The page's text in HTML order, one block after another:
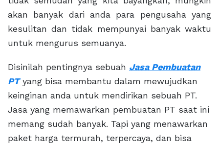
akan banyak dari anda para pengusaha yang
kesulitan dan tidak mempunyai banyak waktu
untuk mengurus semuanya.
Disinilah pentingnya sebuah Jasa Pembuatan
PTyang bisa membantu dalam mewujudkan
keinginan anda untuk mendirikan sebuah PT.
Jasa yang memawarkan pembuatan PT saat ini
memang sudah banyak. Tapi yang menawarkan
paket harga termurah, terpercaya, dan bisa